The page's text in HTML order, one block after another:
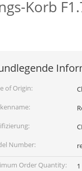
Korb
of Origin:
Number:
Order Quantity:
1